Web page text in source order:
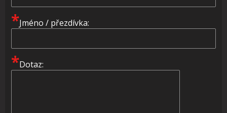
*Jméno / přezdívka:
*Dotaz: